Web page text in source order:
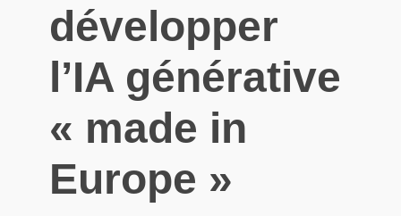
développer
l’IA générative
« made in
Europe »